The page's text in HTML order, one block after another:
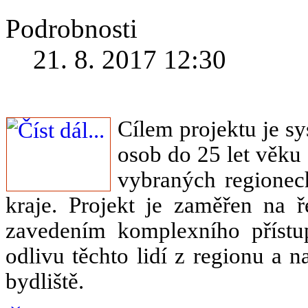
Podrobnosti
21. 8. 2017 12:30
Cílem projektu je
osob do 25 let
vybraných
kraje. Projekt je zaměřen na
zavedením komplexního
odlivu těchto lidí z regionu a
bydliště.